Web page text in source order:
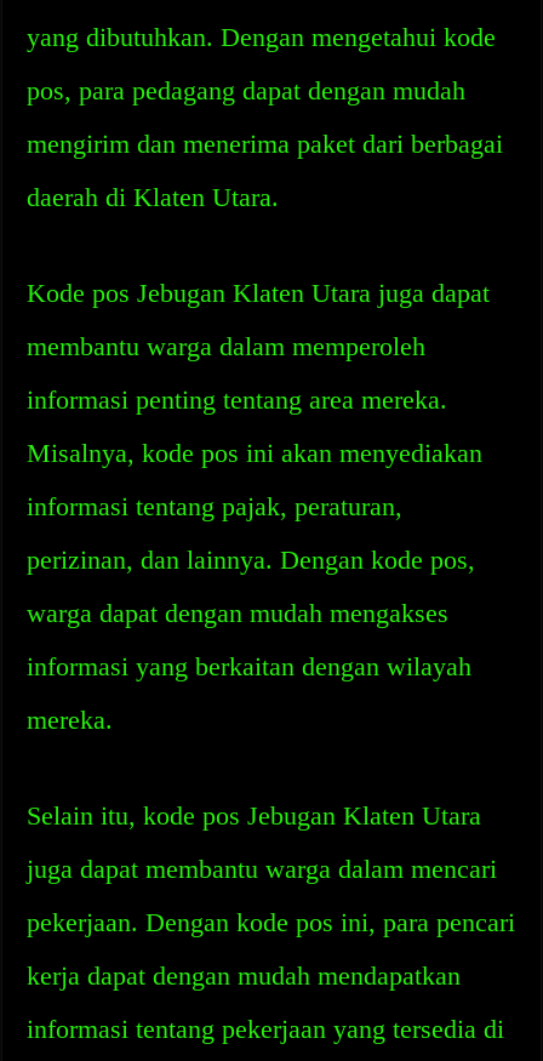
yang dibutuhkan. Dengan mengetahui kode
pos, para pedagang dapat dengan mudah
mengirim dan menerima paket dari berbagai
daerah di Klaten Utara.
Kode pos Jebugan Klaten Utara juga dapat
membantu warga dalam memperoleh
informasi penting tentang area mereka.
Misalnya, kode pos ini akan menyediakan
informasi tentang pajak, peraturan,
perizinan, dan lainnya. Dengan kode pos,
warga dapat dengan mudah mengakses
informasi yang berkaitan dengan wilayah
mereka.
Selain itu, kode pos Jebugan Klaten Utara
juga dapat membantu warga dalam mencari
pekerjaan. Dengan kode pos ini, para pencari
kerja dapat dengan mudah mendapatkan
informasi tentang pekerjaan yang tersedia di